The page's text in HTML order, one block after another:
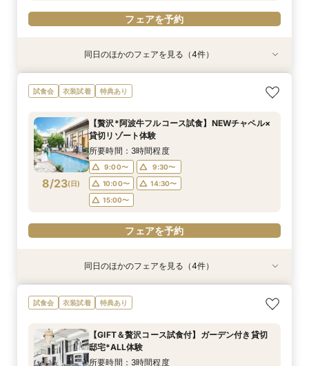
フェアを予約
8/22(土)
【遠方の方◎オンライン相談会】スマホで簡単！
豪華10大特典付き
9:30〜
10:00〜
14:30〜
15:00〜
フェアを予約
衣装試着 特典あり
8/22(土)
【少人数で挙式重視】アットホームなNewチャペ
ル体験&ドレス優待
9:00〜
9:30〜
10:00〜
14:30〜
15:00〜
フェアを予約
衣装試着 特典あり
8/22(土)
おもてなし体験【国産牛フィレ試食】料理ランク
UP＆New貸切邸宅
9:00〜
9:30〜
10:00〜
14:30〜
15:00〜
フェアを予約
衣装試着 特典あり
8/22(土)
【初めての見学にオススメ】見積りまでしっかり
相談★全館見学
9:00〜
9:30〜
10:00〜
14:30〜
15:00〜
フェアを予約
同日のほかのフェアを見る（4件）
試食会 衣装試着 特典あり
8/23(日)
【贅沢*阿波牛フルコース試食】NEWチャペル×
貸切リゾート体験
所要時間：3時間程度
9:00〜
9:30〜
10:00〜
14:30〜
15:00〜
フェアを予約
衣装試着 特典あり 動画あり
8/23(日)
おもてなし体験【国産牛フィレ試食】料理ランク
UP＆New貸切邸宅
9:00〜
10:00〜
14:30〜
8/23(日)
【遠方の方◎オンライン相談会】スマホで簡単！
豪華10大特典付き
9:30〜
14:30〜
15:00〜
衣装試着 特典あり
8/23(日)
【初めての見学にオススメ】見積りまでしっかり
相談★全館見学
9:00〜
10:00〜
14:30〜
衣装試着 特典あり
8/23(日)
【少人数で挙式重視】アットホームなNewチャペ
ル体験&ドレス優待
9:00〜
10:00〜
14:30〜
同日のほかのフェアを見る（4件）
試食会 衣装試着 特典あり
【GIFT＆贅沢コース試食付】ガーデン付き貸切
邸宅*ALL体験
所要時間：3時間程度